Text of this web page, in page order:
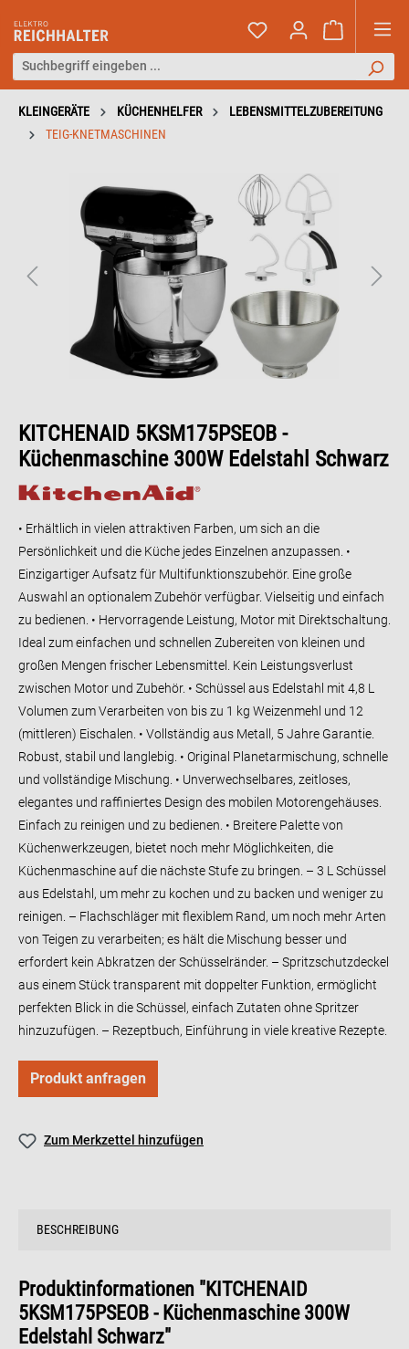
KLEINGERÄTE KÜCHENHELFER
LEBENSMITTELZUBEREITUNG
TEIG-KNETMASCHINEN
KITCHENAID 5KSM175PSEOB -
Küchenmaschine 300W Edelstahl Schwarz
• Erhältlich in vielen attraktiven Farben, um sich an die
Persönlichkeit und die Küche jedes Einzelnen anzupassen. •
Einzigartiger Aufsatz für Multifunktionszubehör. Eine große
Auswahl an optionalem Zubehör verfügbar. Vielseitig und einfach
zu bedienen. • Hervorragende Leistung, Motor mit Direktschaltung.
Ideal zum einfachen und schnellen Zubereiten von kleinen und
großen Mengen frischer Lebensmittel. Kein Leistungsverlust
zwischen Motor und Zubehör. • Schüssel aus Edelstahl mit 4,8 L
Volumen zum Verarbeiten von bis zu 1 kg Weizenmehl und 12
(mittleren) Eischalen. • Vollständig aus Metall, 5 Jahre Garantie.
Robust, stabil und langlebig. • Original Planetarmischung, schnelle
und vollständige Mischung. • Unverwechselbares, zeitloses,
elegantes und raffiniertes Design des mobilen Motorengehäuses.
Einfach zu reinigen und zu bedienen. • Breitere Palette von
Küchenwerkzeugen, bietet noch mehr Möglichkeiten, die
Küchenmaschine auf die nächste Stufe zu bringen. – 3 L Schüssel
aus Edelstahl, um mehr zu kochen und zu backen und weniger zu
reinigen. – Flachschläger mit flexiblem Rand, um noch mehr Arten
von Teigen zu verarbeiten; es hält die Mischung besser und
erfordert kein Abkratzen der Schüsselränder. – Spritzschutzdeckel
aus einem Stück transparent mit doppelter Funktion, ermöglicht
perfekten Blick in die Schüssel, einfach Zutaten ohne Spritzer
hinzuzufügen. – Rezeptbuch, Einführung in viele kreative Rezepte.
Produkt anfragen
Zum Merkzettel hinzufügen
BESCHREIBUNG
Produktinformationen "KITCHENAID
5KSM175PSEOB - Küchenmaschine 300W
Edelstahl Schwarz"